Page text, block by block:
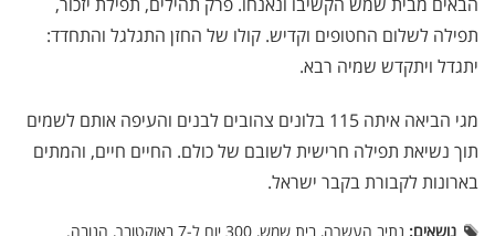
תפילה לשלום החטופים וקדיש. קולו של החזן התגלגל והתחדד:
יתגדל ויתקדש שמיה רבא.
מגי הביאה איתה 115 בלונים צהובים לבנים והעיפה אותם לשמים
תוך נשיאת תפילה חרישית לשובם של כולם. החיים חיים, והמתים
בארונות לקבורת בקבר ישראל.
נושאים: נתיב העשרה, בית שמש, 300 יום ל-7 באוקטובר, הנובה.